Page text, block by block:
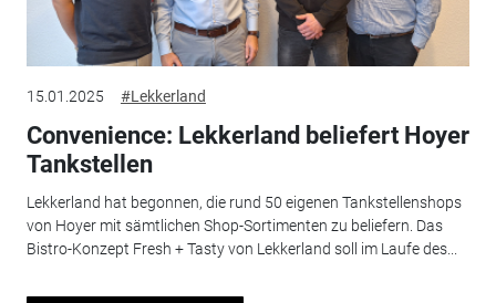
15.01.2025 #Lekkerland
Convenience: Lekkerland beliefert Hoyer
Tankstellen
Lekkerland hat begonnen, die rund 50 eigenen Tankstellenshops
von Hoyer mit sämtlichen Shop-Sortimenten zu beliefern. Das
Bistro-Konzept Fresh + Tasty von Lekkerland soll im Laufe des...